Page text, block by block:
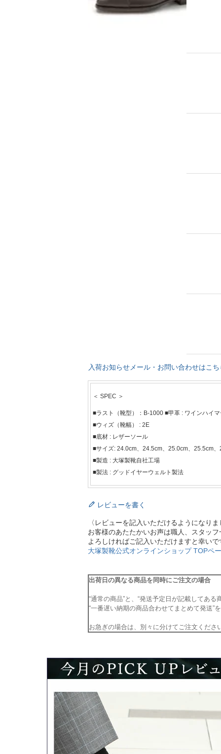
入荷お知らせメール・お問い合わせはこ
＜ SPEC ＞
■ラスト（靴型）：B-1000 ■甲革 : ワインハイ
■ウィズ（靴幅） : 2E
■底材 : レザーソール
■サイズ: 24.0cm、24.5cm、25.0cm、25.5cm
■製造 : 大塚製靴自社工場
■製法 : グッドイヤーウェルト製法
レビューを書く
〈レビューを記入いただけるようになり
お客様のあたたかいお声は職人、スタッ
よろしければご記入いただけますと幸い
大塚製靴公式オンラインショップ TOPペ
出荷日の異なる商品を同時にご注文の場合
“通常の商品”と、“発送予定日が記載してあ
“一番遅い納期の商品合わせてまとめて発送”
お急ぎの場合は、別々に分けてご注文くださ